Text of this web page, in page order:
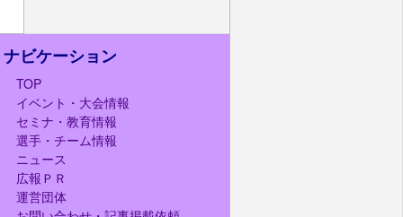
ナビケーション
TOP
イベント・大会情報
セミナ・教育情報
選手・チーム情報
ニュース
広報ＰＲ
運営団体